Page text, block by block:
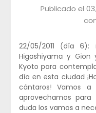
Publicado el
22/05/2011 (día
Higashiyama y
Kyoto para
día en esta ciudad
cántaros! Vamos
aprovechamos
duda los vamos a